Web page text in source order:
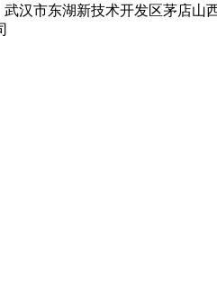
武汉市东湖新技术开发区茅店山